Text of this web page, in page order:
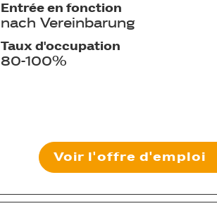
Entrée en fonction
nach Vereinbarung
Taux d'occupation
80-100%
Voir l'offre d'emploi